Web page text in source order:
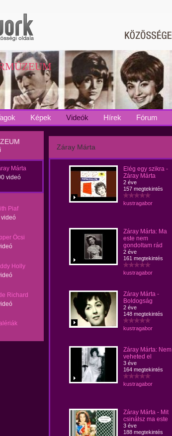
Képek Videók Hírek Fórum
Márta
videó
Piaf
videó
Öcsi
Holly
Richard
Záray Márta
Elég egy szikra -
Záray Márta
2 éve
157 megtekintés
kustragabor
Záray Márta: Ma
este nem
gondoltam rád
2 éve
161 megtekintés
kustragabor
Záray Márta -
Boldogság
2 éve
148 megtekintés
kustragabor
Záray Márta: Nem
veheted el
3 éve
164 megtekintés
kustragabor
Záray Márta - Mit
csinálsz ma este
3 éve
188 megtekintés